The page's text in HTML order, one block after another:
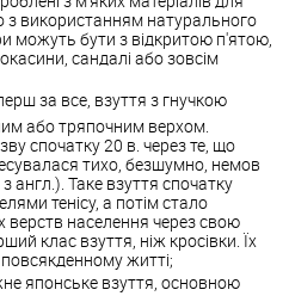
з використанням натурального
можуть бути з відкритою п'ятою,
сандалі або зовсім
за все, взуття з гнучкою
або тряпочним верхом.
спочатку 20 в. через те, що
тихо, безшумно, немов
англ.). Таке взуття спочатку
тенісу, а потім стало
населення через свою
клас взуття, ніж кросівки. Їх
житті;
японське взуття, основною